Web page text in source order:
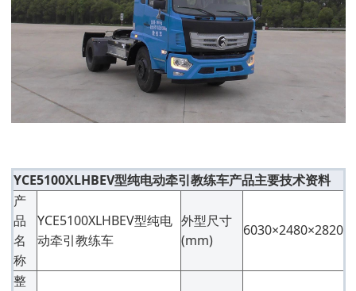
YCE5100XLHBEV型纯电动牵引教练车产品主要技术资料
产
品
名
称
YCE5100XLHBEV型纯电
动牵引教练车
外型尺寸
(mm)
6030×2480×2820
整